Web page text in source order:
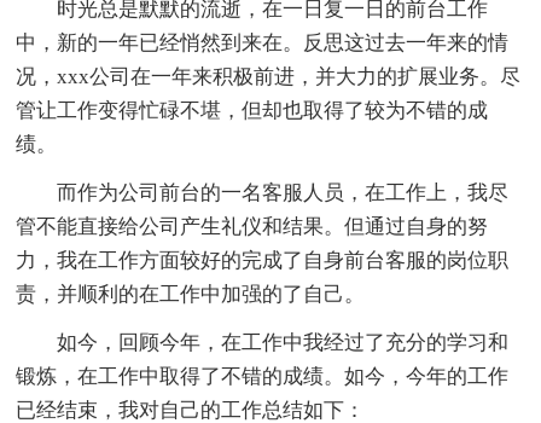
时光总是默默的流逝，在一日复一日的前台工作
中，新的一年已经悄然到来在。反思这过去一年来的情
况，xxx公司在一年来积极前进，并大力的扩展业务。尽
管让工作变得忙碌不堪，但却也取得了较为不错的成
绩。
而作为公司前台的一名客服人员，在工作上，我尽
管不能直接给公司产生礼仪和结果。但通过自身的努
力，我在工作方面较好的完成了自身前台客服的岗位职
责，并顺利的在工作中加强的了自己。
如今，回顾今年，在工作中我经过了充分的学习和
锻炼，在工作中取得了不错的成绩。如今，今年的工作
已经结束，我对自己的工作总结如下：